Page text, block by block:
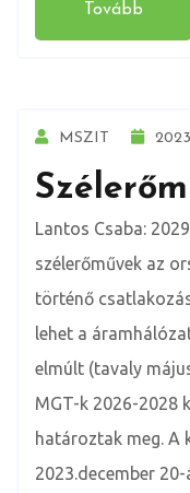
Tovább
MSZIT
Lantos Csaba:
szélerőművek az
történő
lehet a
elmúlt (tavaly
MGT-k 2026-
határoztak meg. A
2023.december